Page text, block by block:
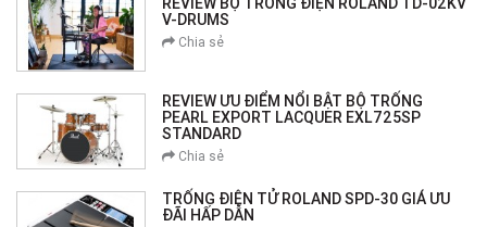
V-DRUMS
Chia sẻ
REVIEW ƯU ĐIỂM NỔI BẬT BỘ TRỐNG
PEARL EXPORT LACQUER EXL725SP
STANDARD
Chia sẻ
TRỐNG ĐIỆN TỬ ROLAND SPD-30 GIÁ ƯU
ĐÃI HẤP DẪN